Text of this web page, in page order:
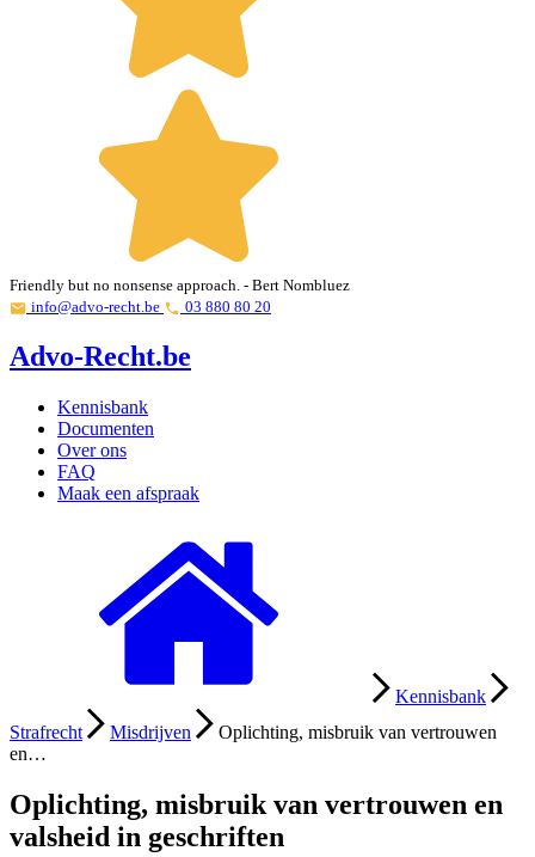
Friendly but no nonsense approach. - Bert Nombluez
info@advo-recht.be
03 880 80 20
Advo-Recht.be
Kennisbank
Documenten
Over ons
FAQ
Maak een afspraak
Kennisbank
Strafrecht
Misdrijven
Oplichting, misbruik van vertrouwen
en…
Oplichting, misbruik van vertrouwen en
valsheid in geschriften